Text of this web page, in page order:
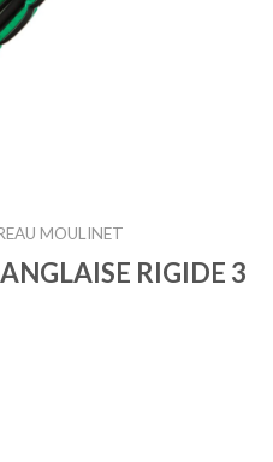
MOULINET
RIGIDE 3